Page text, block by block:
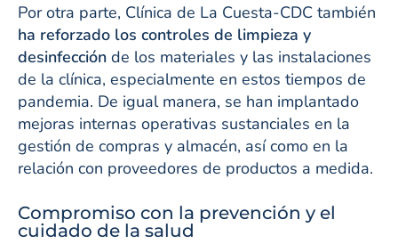
Por otra parte, Clínica de La Cuesta-CDC también
ha reforzado los controles de limpieza y
desinfección de los materiales y las instalaciones
de la clínica, especialmente en estos tiempos de
pandemia. De igual manera, se han implantado
mejoras internas operativas sustanciales en la
gestión de compras y almacén, así como en la
relación con proveedores de productos a medida.
Compromiso con la prevención y el
cuidado de la salud